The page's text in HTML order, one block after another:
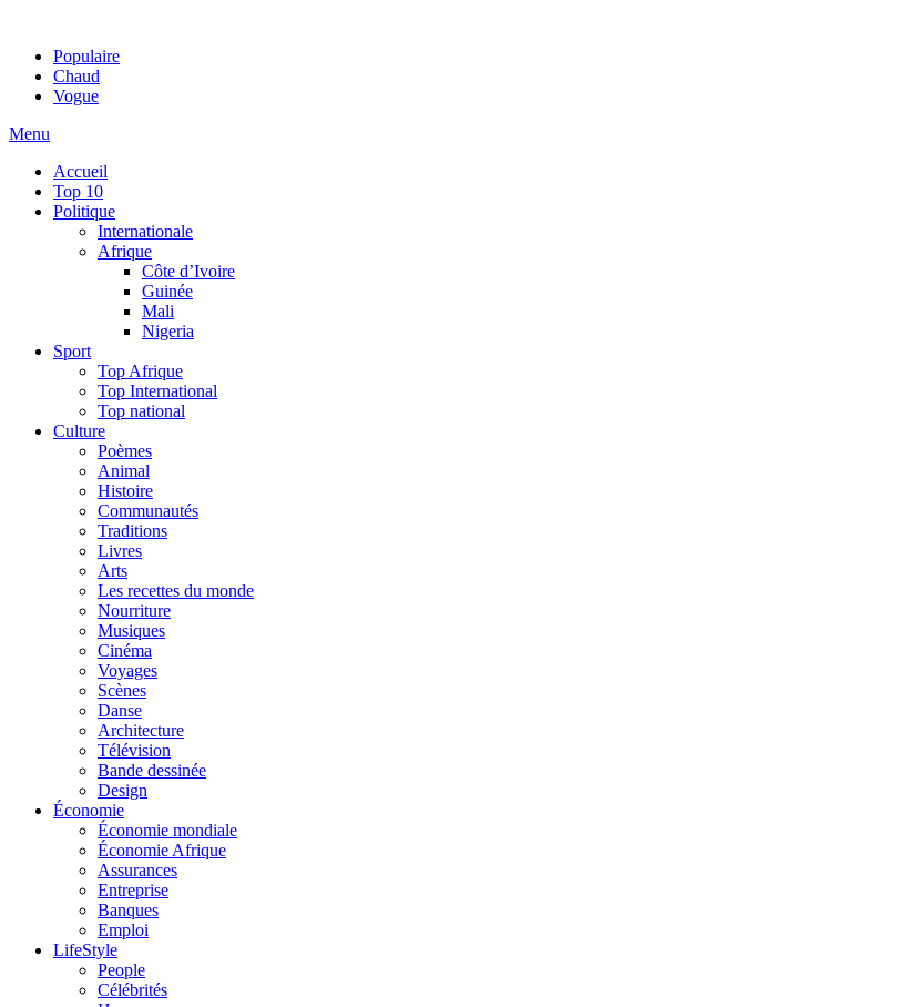
Populaire
Chaud
Vogue
Menu
Accueil
Top 10
Politique
Internationale
Afrique
Côte d’Ivoire
Guinée
Mali
Nigeria
Sport
Top Afrique
Top International
Top national
Culture
Poèmes
Animal
Histoire
Communautés
Traditions
Livres
Arts
Les recettes du monde
Nourriture
Musiques
Cinéma
Voyages
Scènes
Danse
Architecture
Télévision
Bande dessinée
Design
Économie
Économie mondiale
Économie Afrique
Assurances
Entreprise
Banques
Emploi
LifeStyle
People
Célébrités